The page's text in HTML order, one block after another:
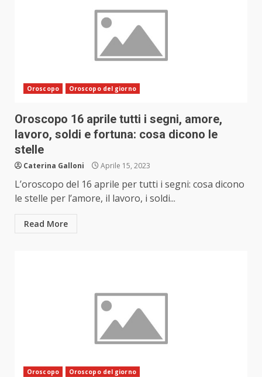
Oroscopo Oroscopo del giorno
Oroscopo 16 aprile tutti i segni, amore,
lavoro, soldi e fortuna: cosa dicono le
stelle
Caterina Galloni Aprile 15, 2023
L’oroscopo del 16 aprile per tutti i segni: cosa dicono
le stelle per l’amore, il lavoro, i soldi...
Read More
Oroscopo Oroscopo del giorno